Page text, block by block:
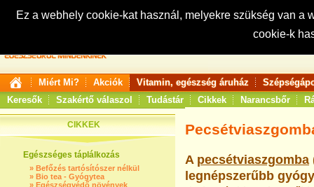
Ez a webhely cookie-kat használ, melyekre szükség van
cookie-k
Keresés:
Miért Mi? Akciók Vitamin, egészség áruház
Keresők
Szakértő válaszol Tudástár Cikkek Narancsbőr
CIKKEK
Egészséges táplálkozás
» Befőzés tartósítószer nélkül
» Bio tea - Gyógytea
» Egészségvédő növények
A pecsétviaszgomba
legnépszerűbb